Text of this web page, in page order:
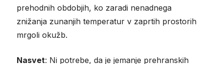
prehodnih obdobjih, ko zaradi nenadnega
znižanja zunanjih temperatur v zaprtih prostorih
mrgoli okužb.
Nasvet: Ni potrebe, da je jemanje prehranskih